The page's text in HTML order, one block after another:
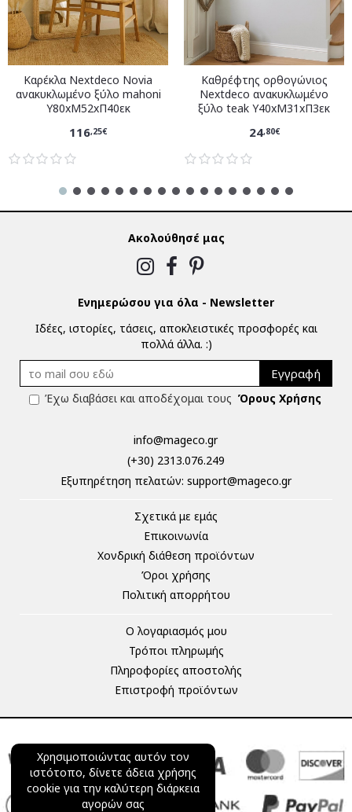
Καρέκλα Nextdeco Novia
ανακυκλωμένο ξύλο mahoni
Υ80xM52xΠ40εκ
116,25€
Καθρέφτης ορθογώνιος
Nextdeco ανακυκλωμένο
ξύλο teak Υ40xM31xΠ3εκ
24,80€
Χρησιμοποιώντας αυτόν τον
ιστότοπο, δίνετε άδεια χρήσης
cookie για την καλύτερη διάρκεια
αγορών σας
Ακολούθησέ μας
Ενημερώσου για όλα - Newsletter
Ιδέες, ιστορίες, τάσεις, αποκλειστικές προσφορές και
πολλά άλλα. :)
Εγγραφή
Έχω διαβάσει και αποδέχομαι τους Όρους Χρήσης
info@mageco.gr
(+30) 2313.076.249
Eξυπηρέτηση πελατών: support@mageco.gr
Σχετικά με εμάς
Επικοινωνία
Χονδρική διάθεση προϊόντων
Όροι χρήσης
Πολιτική απορρήτου
Ο λογαριασμός μου
Τρόποι πληρωμής
Πληροφορίες αποστολής
Επιστροφή προϊόντων